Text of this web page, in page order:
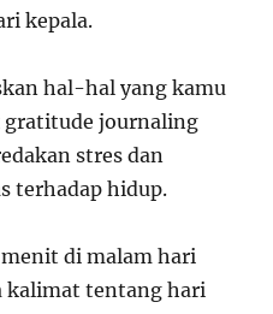
kepala.
hal-hal yang kamu
journaling
stres dan
terhadap hidup.
di malam hari
kalimat tentang hari